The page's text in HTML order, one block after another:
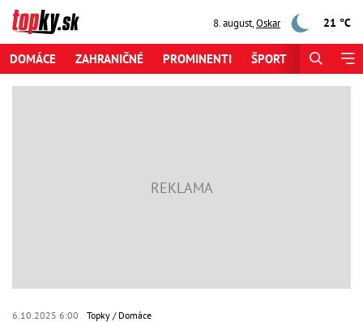
8. august,Oskar 21 °C
DOMÁCE ZAHRANIČNÉ PROMINENTI ŠPORT
6.10.2025 6:00 Topky Domáce